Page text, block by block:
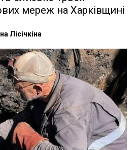
мереж на Харківщині
Лісічкіна